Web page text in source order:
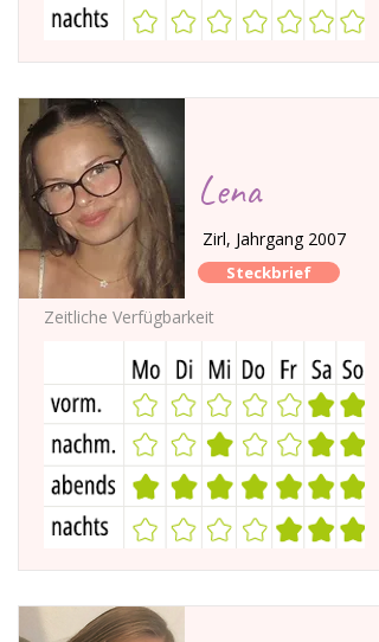
Lena
Zirl, Jahrgang 2007
Steckbrief
Zeitliche Verfügbarkeit